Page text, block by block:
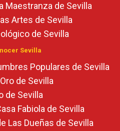
Maestranza de Sevilla
Artes de Sevilla
de Sevilla
Sevilla
Populares de Sevilla
de Sevilla
de Sevilla
Fabiola de Sevilla
Las Dueñas de Sevilla